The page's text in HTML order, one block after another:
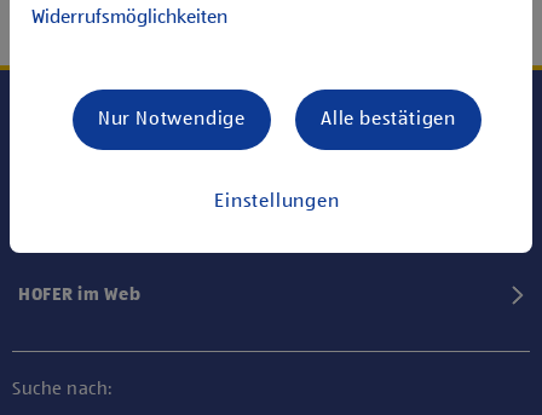
HOFER im Web
Suche nach:
Widerrufsmöglichkeiten
Einstellungen
Nur Notwendige Alle bestätigen